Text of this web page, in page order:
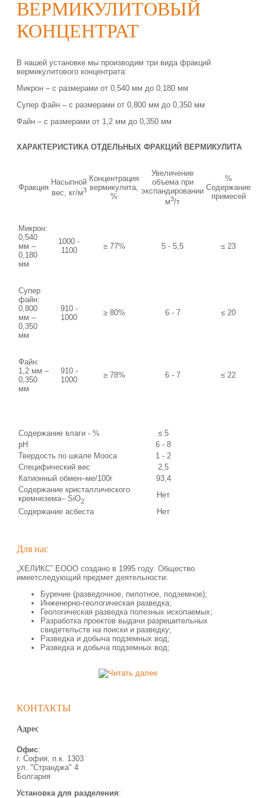
ВЕРМИКУЛИТОВЬІЙ
КОНЦЕНТРАТ
В нашей установке мы производим три вида фракций
вермикулитового концентрата:
Микрон – с размерами от 0,540 мм до 0,180 мм
Супер файн – с размерами от 0,800 мм до 0,350 мм
Файн – с размерами от 1,2 мм до 0,350 мм
ХАРАКТЕРИСТИКА ОТДЕЛЬНЬІХ ФРАКЦИЙ ВЕРМИКУЛИТА
Фракция
Насыпной
вес, кг/м3
Концентрация
вермикулита,
%
Увеличение
объема при
экспандировании
м3/т
%
Содержание
примесей
Микрон:
0,540
мм –
0,180
мм
1000 -
1100
≥ 77% 5 - 5,5 ≤ 23
Супер
файн:
0,800
мм –
0,350
мм
910 -
1000
≥ 80% 6 - 7 ≤ 20
Файн:
1,2 мм –
0,350
мм
910 -
1000
≥ 78% 6 - 7 ≤ 22
Содержание влаги - %
≤ 5
рН
6 - 8
Твердость по шкале Мооса
1 - 2
Специфический вес
2,5
Катионный обмен–ме/100г
93,4
Содержание кристаллического
кремнезема– SiO2
Нет
Содержание асбеста
Нет
Для нас
„ХЕЛИКС” ЕООО создано в 1995 году. Общество
имеетследующий предмет деятельности:
Бурение (разведочное, пилотное, подземное);
Инженерно-геологическая разведка;
Геологическая разведка полезных ископаемых;
Разработка проектов выдачи разрешительных
свидетельств на поиски и разведку;
Разведка и добыча подземных вод;
Разведка и добыча подземных вод;
КОНТАКТЬІ
Адрес
Офис:
г. София, п.к. 1303
ул. "Странджа" 4
Болгария
Установка для разделения: